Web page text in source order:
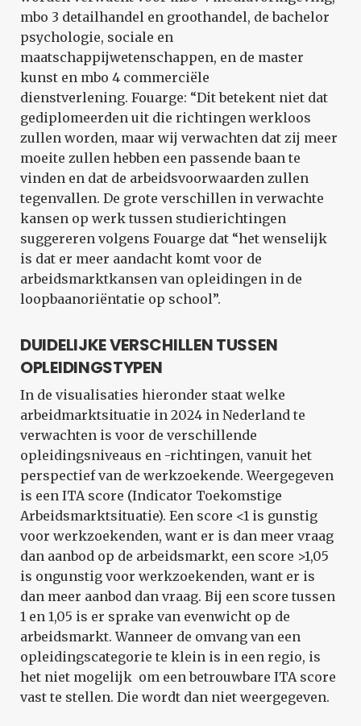
mbo 3 detailhandel en groothandel, de bachelor
psychologie, sociale en
maatschappijwetenschappen, en de master
kunst en mbo 4 commerciële
dienstverlening. Fouarge: “Dit betekent niet dat
gediplomeerden uit die richtingen werkloos
zullen worden, maar wij verwachten dat zij meer
moeite zullen hebben een passende baan te
vinden en dat de arbeidsvoorwaarden zullen
tegenvallen. De grote verschillen in verwachte
kansen op werk tussen studierichtingen
suggereren volgens Fouarge dat “het wenselijk
is dat er meer aandacht komt voor de
arbeidsmarktkansen van opleidingen in de
loopbaanoriëntatie op school”.
DUIDELIJKE VERSCHILLEN TUSSEN
OPLEIDINGSTYPEN
In de visualisaties hieronder staat welke
arbeidmarktsituatie in 2024 in Nederland te
verwachten is voor de verschillende
opleidingsniveaus en -richtingen, vanuit het
perspectief van de werkzoekende. Weergegeven
is een ITA score (Indicator Toekomstige
Arbeidsmarktsituatie). Een score <1 is gunstig
voor werkzoekenden, want er is dan meer vraag
dan aanbod op de arbeidsmarkt, een score >1,05
is ongunstig voor werkzoekenden, want er is
dan meer aanbod dan vraag. Bij een score tussen
1 en 1,05 is er sprake van evenwicht op de
arbeidsmarkt. Wanneer de omvang van een
opleidingscategorie te klein is in een regio, is
het niet mogelijk om een betrouwbare ITA score
vast te stellen. Die wordt dan niet weergegeven.